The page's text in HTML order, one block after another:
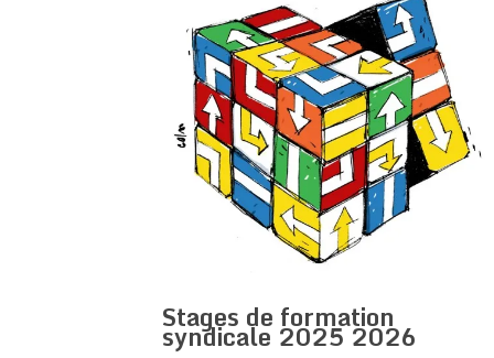
Stages de formation
syndicale 2025 2026